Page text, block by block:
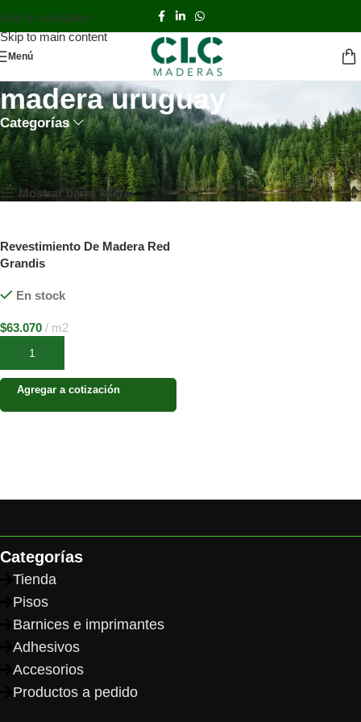
Skip to navigation
Skip to main content
Menú
madera uruguay
Categorías
Inicio TIENDA Productos etiquetados “madera uruguay”
Mostrando el único resultado
Mostrar barra lateral
Revestimiento De Madera Red
Grandis
En stock
$63.070 m2
Añadir al carrito
Agregar a cotización
Categorías
Tienda
Pisos
Barnices e imprimantes
Adhesivos
Accesorios
Productos a pedido